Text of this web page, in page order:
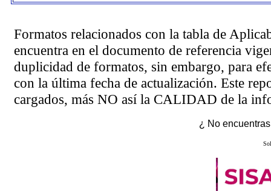
Formatos relacionados con la tabla de
encuentra en el documento de referencia
duplicidad de formatos, sin embargo, para
con la última fecha de actualización. Este
cargados, más NO así la CALIDAD de la
¿ No